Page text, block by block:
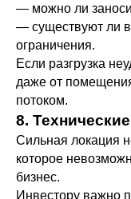
— можно ли
— существуют ли
ограничения.
Если разгрузка
даже от
потоком.
8.
Сильная локация
которое
бизнес.
Инвестору важно